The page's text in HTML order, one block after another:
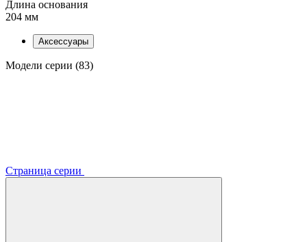
Длина основания
204 мм
Аксессуары
Модели серии (83)
Страница серии